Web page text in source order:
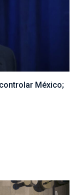
México;